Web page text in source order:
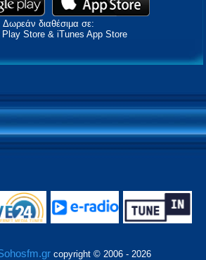
Δωρεάν διαθέσιμα σε:
Play Store & iTunes App Store
copyright © 2006 - 2026